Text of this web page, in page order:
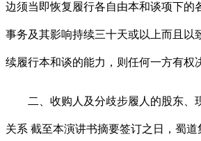
边须当即恢复履行各自由本和谈项下的
事务及其影响持续三十天或以上而且以
续履行本和谈的能力，则任何一方有权
二、收购人及分歧步履人的股东、
关系 截至本演讲书摘要签订之日，蜀道